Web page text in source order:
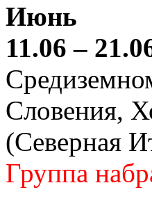
Июнь
11.06 –
Словения,
(Северная
Группа